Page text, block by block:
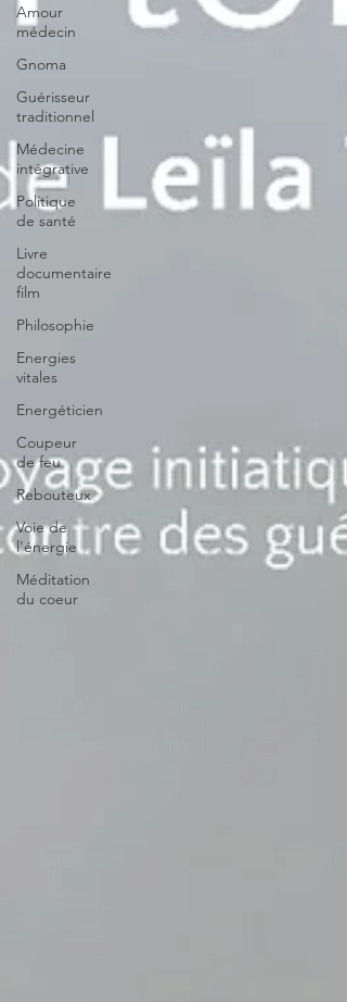
Amour
médecin
Gnoma
Guérisseur
traditionnel
Médecine
intégrative
Politique
de santé
Livre
documentaire
film
Philosophie
Energies
vitales
Energéticien
Coupeur
de feu
Rebouteux
Voie de
l'énergie
Méditation
du coeur